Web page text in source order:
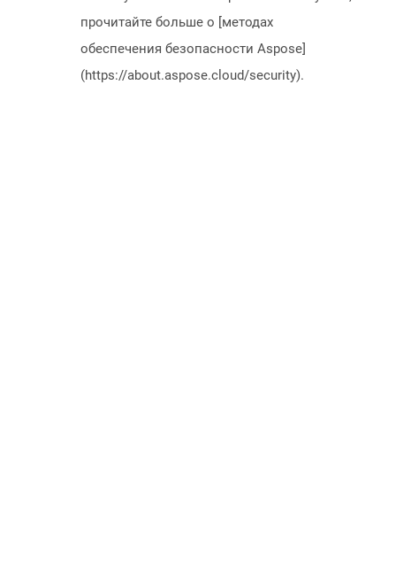
прочитайте больше о [методах
обеспечения безопасности Aspose]
(https://about.aspose.cloud/security).